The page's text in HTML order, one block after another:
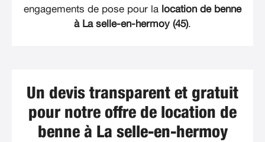
engagements de pose pour la location de benne
à La selle-en-hermoy (45).
Un devis transparent et gratuit
pour notre offre de location de
benne à La selle-en-hermoy